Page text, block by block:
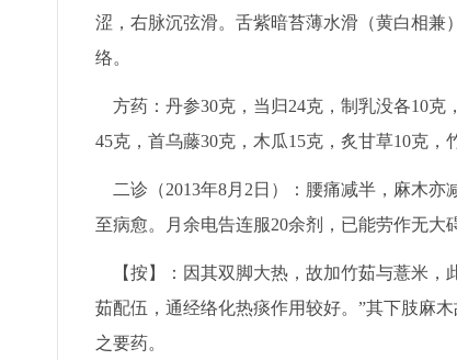
涩，右脉沉弦滑。舌紫暗苔薄水滑（黄白相兼
络。
方药：丹参30克，当归24克，制乳没各10克
45克，首乌藤30克，木瓜15克，炙甘草10克，
二诊（2013年8月2日）：腰痛减半，麻木亦
至病愈。月余电告连服20余剂，已能劳作无大
【按】：因其双脚大热，故加竹茹与薏米，
茹配伍，通经络化热痰作用较好。”其下肢麻
之要药。